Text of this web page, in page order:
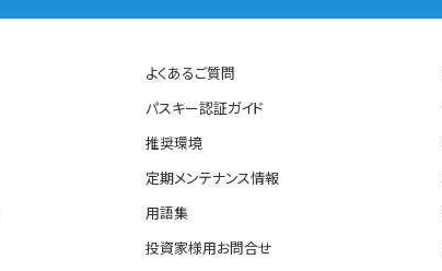
よくあるご質問
パスキー認証ガイド
推奨環境
定期メンテナンス情報
用語集
投資家様用お問合せ